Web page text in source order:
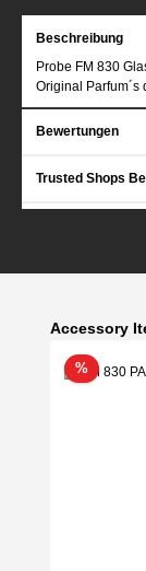
Beschreibung
Probe FM 830
Original Parfum´s
Bewertungen
Trusted Shops
Produktgalerie
Accessory
%Rabatt